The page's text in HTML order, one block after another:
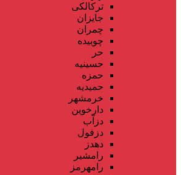
ترکالکی
جایزان
چمران
چوبیده
حر
حسینیه
حمزه
حمیدیه
خرمشهر
دارخوین
دزآب
دزفول
دهدز
رامشیر
رامهرمز